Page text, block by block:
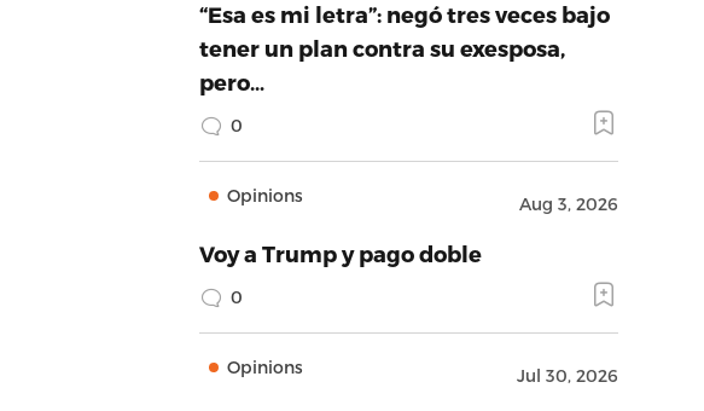
“Esa es mi letra”: negó tres veces bajo
tener un plan contra su exesposa,
pero…
0
Opinions Aug 3, 2026
Voy a Trump y pago doble
0
Opinions Jul 30, 2026